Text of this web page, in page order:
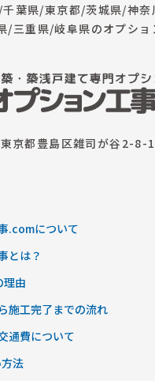
葉県/東京都/茨城県/神
/三重県/岐阜県のオプショ
東京都豊島区雑司が谷2-8-
.comについて
とは？
理由
施工完了までの流れ
通費について
法